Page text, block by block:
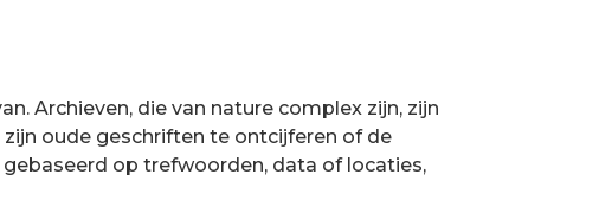
Archieven, die van nature complex zijn, zijn
oude geschriften te ontcijferen of de
op trefwoorden, data of locaties,